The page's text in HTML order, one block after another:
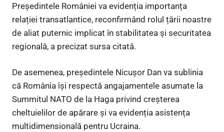
Președintele României va evidenția importanța
relației transatlantice, reconfirmând rolul țării noastre
de aliat puternic implicat în stabilitatea și securitatea
regională, a precizat sursa citată.
De asemenea, președintele Nicușor Dan va sublinia
că România își respectă angajamentele asumate la
Summitul NATO de la Haga privind creșterea
cheltuielilor de apărare și va evidenția asistența
multidimensională pentru Ucraina.